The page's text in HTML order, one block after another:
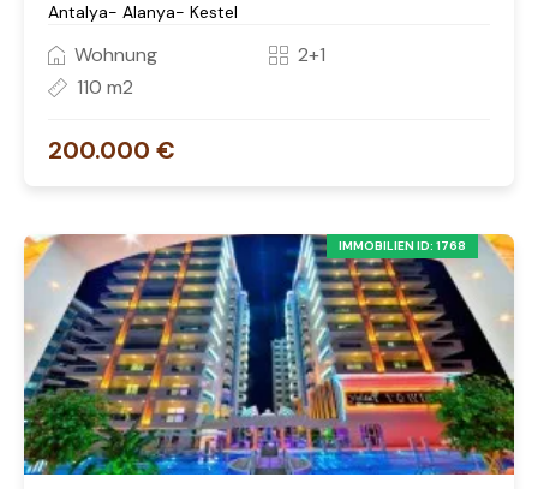
Antalya- Alanya- Kestel
Wohnung
2+1
110 m2
200.000 €
IMMOBILIEN ID: 1768